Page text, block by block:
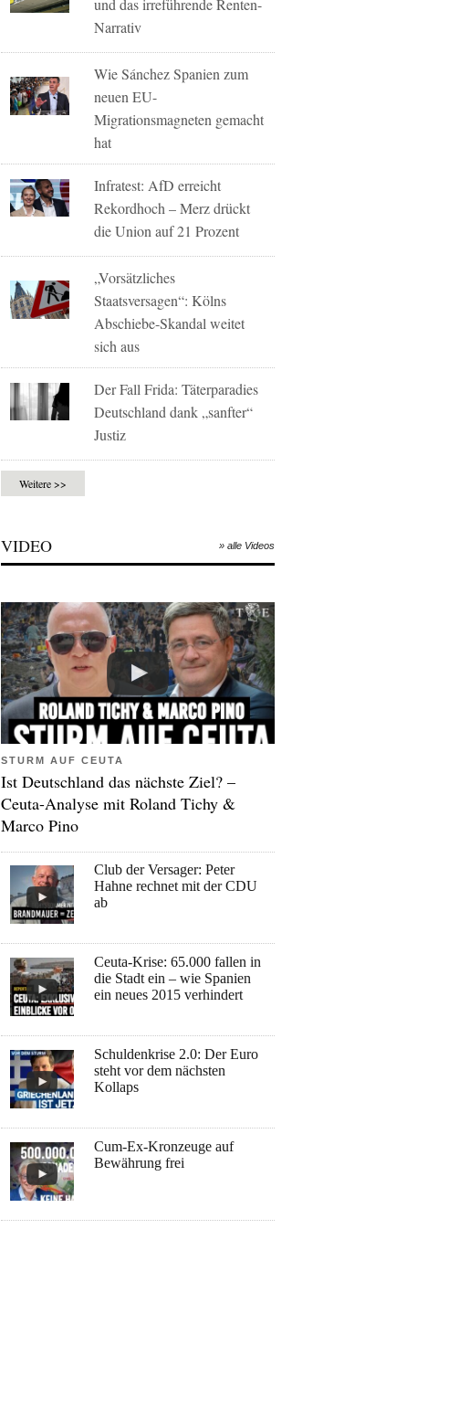
und das irreführende Renten-
Narrativ
Wie Sánchez Spanien zum
neuen EU-
Migrationsmagneten gemacht
hat
Infratest: AfD erreicht
Rekordhoch – Merz drückt
die Union auf 21 Prozent
„Vorsätzliches
Staatsversagen“: Kölns
Abschiebe-Skandal weitet
sich aus
Der Fall Frida: Täterparadies
Deutschland dank „sanfter“
Justiz
Weitere >>
VIDEO » alle Videos
STURM AUF CEUTA
Ist Deutschland das nächste Ziel? –
Ceuta-Analyse mit Roland Tichy &
Marco Pino
Club der Versager: Peter
Hahne rechnet mit der CDU
ab
Ceuta-Krise: 65.000 fallen in
die Stadt ein – wie Spanien
ein neues 2015 verhindert
Schuldenkrise 2.0: Der Euro
steht vor dem nächsten
Kollaps
Cum-Ex-Kronzeuge auf
Bewährung frei